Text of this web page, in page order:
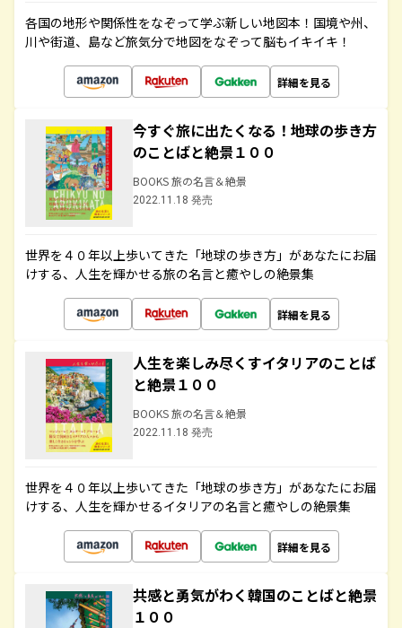
各国の地形や関係性をなぞって学ぶ新しい地図本！国境や州、
川や街道、島など旅気分で地図をなぞって脳もイキイキ！
詳細を見る
今すぐ旅に出たくなる！地球の歩き方
のことばと絶景１００
BOOKS 旅の名言＆絶景
2022.11.18 発売
世界を４０年以上歩いてきた「地球の歩き方」があなたにお届
けする、人生を輝かせる旅の名言と癒やしの絶景集
詳細を見る
人生を楽しみ尽くすイタリアのことば
と絶景１００
BOOKS 旅の名言＆絶景
2022.11.18 発売
世界を４０年以上歩いてきた「地球の歩き方」があなたにお届
けする、人生を輝かせるイタリアの名言と癒やしの絶景集
詳細を見る
共感と勇気がわく韓国のことばと絶景
１００